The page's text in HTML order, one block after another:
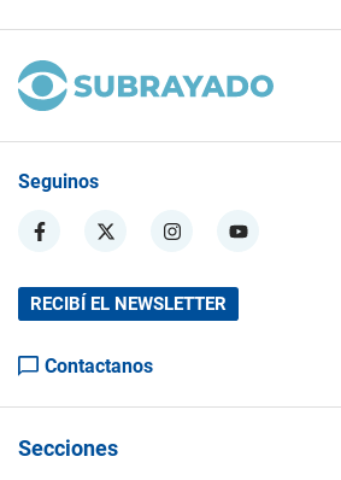
Seguinos
RECIBÍ EL NEWSLETTER
Contactanos
Secciones